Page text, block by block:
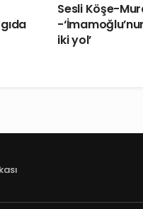
Sesli Köşe-
-
iki yol’